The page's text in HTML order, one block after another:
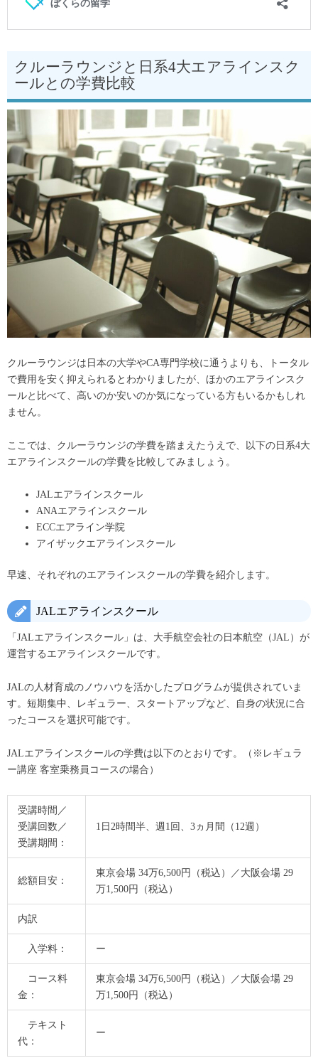
クルーラウンジと日系4大エアラインスク
ールとの学費比較
クルーラウンジは日本の大学やCA専門学校に通うよりも、トータル
で費用を安く抑えられるとわかりましたが、ほかのエアラインスク
ールと比べて、高いのか安いのか気になっている方もいるかもしれ
ません。
ここでは、クルーラウンジの学費を踏まえたうえで、以下の日系4大
エアラインスクールの学費を比較してみましょう。
JALエアラインスクール
ANAエアラインスクール
ECCエアライン学院
アイザックエアラインスクール
早速、それぞれのエアラインスクールの学費を紹介します。
JALエアラインスクール
「JALエアラインスクール」は、大手航空会社の日本航空（JAL）が
運営するエアラインスクールです。
JALの人材育成のノウハウを活かしたプログラムが提供されていま
す。短期集中、レギュラー、スタートアップなど、自身の状況に合
ったコースを選択可能です。
JALエアラインスクールの学費は以下のとおりです。（※レギュラ
ー講座 客室乗務員コースの場合）
受講時間／
受講回数／
受講期間：
1日2時間半、週1回、3ヵ月間（12週）
総額目安：
東京会場 34万6,500円（税込）／大阪会場 29
万1,500円（税込）
内訳
入学料： ー
コース料
金：
東京会場 34万6,500円（税込）／大阪会場 29
万1,500円（税込）
テキスト
代：
ー